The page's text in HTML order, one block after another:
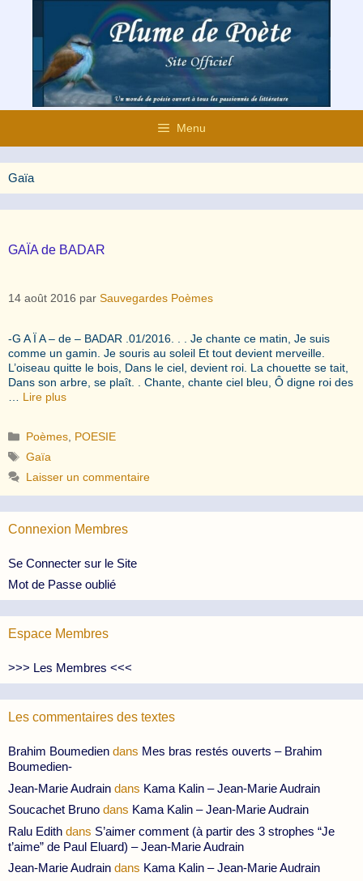
contenu
Menu
Gaïa
GAÏA de BADAR
14 août 2016 par Sauvegardes Poèmes
-G A Ï A – de – BADAR .01/2016. . . Je chante ce matin, Je suis
comme un gamin. Je souris au soleil Et tout devient merveille.
L’oiseau quitte le bois, Dans le ciel, devient roi. La chouette se tait,
Dans son arbre, se plaît. . Chante, chante ciel bleu, Ô digne roi des
Lire plus
Catégories
Poèmes POESIE
Étiquettes
Gaïa
Laisser un commentaire
Connexion Membres
Se Connecter sur le Site
Mot de Passe oublié
Espace Membres
>>> Les Membres <<<
Les commentaires des textes
Brahim Boumedien dans Mes bras restés ouverts – Brahim
Boumedien-
Jean-Marie Audrain dans Kama Kalin – Jean-Marie Audrain
Soucachet Bruno dans Kama Kalin – Jean-Marie Audrain
Ralu Edith dans S’aimer comment (à partir des 3 strophes “Je
t’aime” de Paul Eluard) – Jean-Marie Audrain
Jean-Marie Audrain dans Kama Kalin – Jean-Marie Audrain